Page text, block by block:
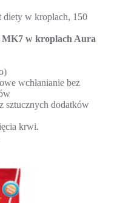
diety w kroplach, 150
MK7 w kroplach Aura
wchłanianie bez
sztucznych dodatków
krwi.